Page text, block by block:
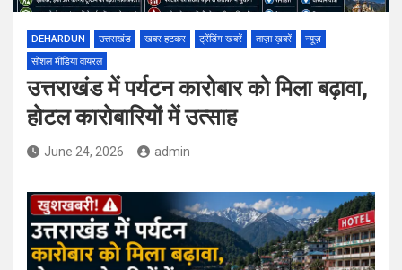
DEHARDUN उत्तराखंड खबर हटकर ट्रेंडिंग खबरें ताज़ा ख़बरें
न्यूज़
सोशल मीडिया वायरल
उत्तराखंड में पर्यटन कारोबार को मिला बढ़ावा,
होटल कारोबारियों में उत्साह
June 24, 2026 admin